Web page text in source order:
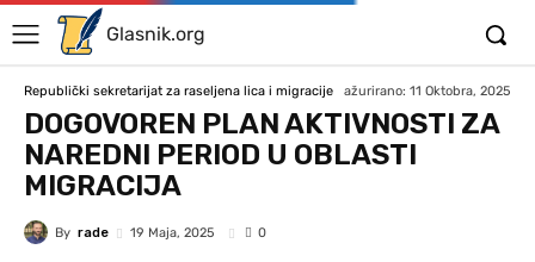
Glasnik.org
Republički sekretarijat za raseljena lica i migracije ažurirano: 11 Oktobra, 2025
DOGOVOREN PLAN AKTIVNOSTI ZA
NAREDNI PERIOD U OBLASTI
MIGRACIJA
By rade 19 Maja, 2025 0